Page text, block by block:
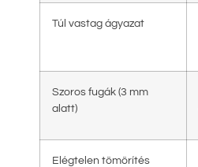
Túl vastag ágyazat
Szoros fugák (3 mm
alatt)
Elégtelen tömörítés